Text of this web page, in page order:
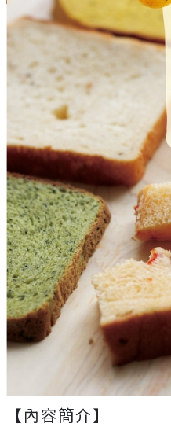
【內容簡介】